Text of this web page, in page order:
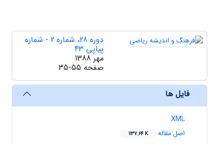
دوره 28، شماره 2 - شماره
پیاپی 43
مهر 1388
صفحه 35-55
فایل ها
XML
اصل مقاله
737.64 K